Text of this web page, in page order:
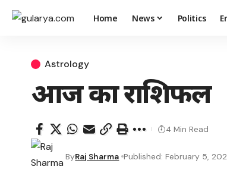
Home News Politics
Astrology
आज का राशिफल
ByRaj Sharma Published: February 5,
4 Min Read